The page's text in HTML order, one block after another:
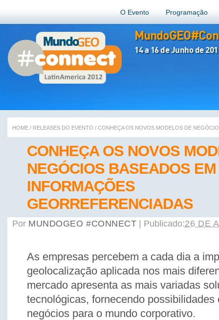
O Evento Programação
14 a 16 de Junho de
CONHEÇA OS NOVOS
NEGÓCIOS BASEADOS EM
INFORMAÇÕES
GEORREFERENCIADAS
HOME / RELEASES DO EVENTO / CONHEÇA OS NOVOS MODELOS DE
Por MUNDOGEO #CONNECT Publicado:26 DE
As empresas percebem a cada dia a
geolocalização aplicada nos mais
mercado apresenta as mais variadas
tecnológicas, fornecendo possibilidades
negócios para o mundo corporativo.